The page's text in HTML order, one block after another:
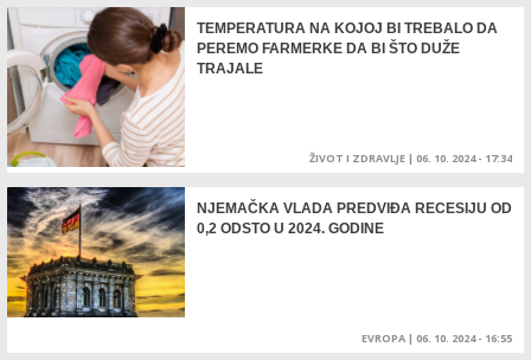
TEMPERATURA NA KOJOJ BI TREBALO DA
PEREMO FARMERKE DA BI ŠTO DUŽE
TRAJALE
ŽIVOT I ZDRAVLJE | 06. 10. 2024 - 17:34
NJEMAČKA VLADA PREDVIĐA RECESIJU OD
0,2 ODSTO U 2024. GODINE
EVROPA | 06. 10. 2024 - 16:55